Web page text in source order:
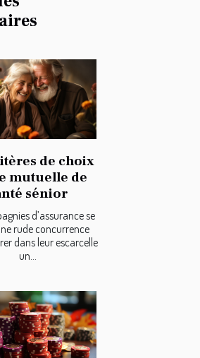
de choix
mutuelle de
sénior
d’assurance se
rude concurrence
dans leur escarcelle
un...